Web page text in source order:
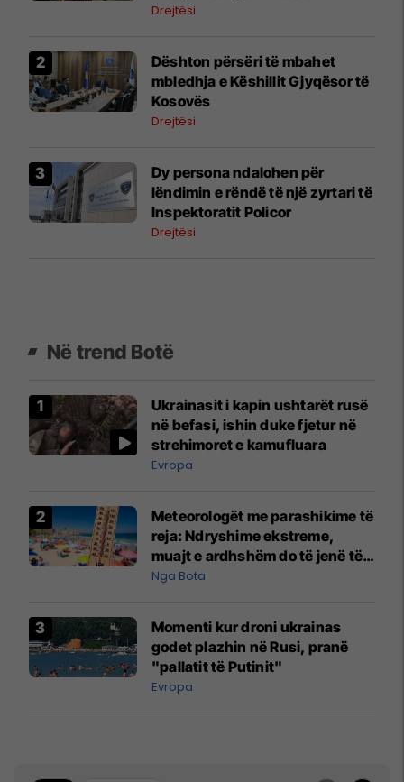
Drejtësi
​Dështon përsëri të mbahet
mbledhja e Këshillit Gjyqësor të
Kosovës
Drejtësi
Dy persona ndalohen për
lëndimin e rëndë të një zyrtari të
Inspektoratit Policor
Drejtësi
Në trend Botë
Ukrainasit i kapin ushtarët rusë
në befasi, ishin duke fjetur në
strehimoret e kamufluara
Evropa
Meteorologët me parashikime të
reja: Ndryshime ekstreme,
muajt e ardhshëm do të jenë të
pazakontë
Nga Bota
Momenti kur droni ukrainas
godet plazhin në Rusi, pranë
"pallatit të Putinit"
Evropa